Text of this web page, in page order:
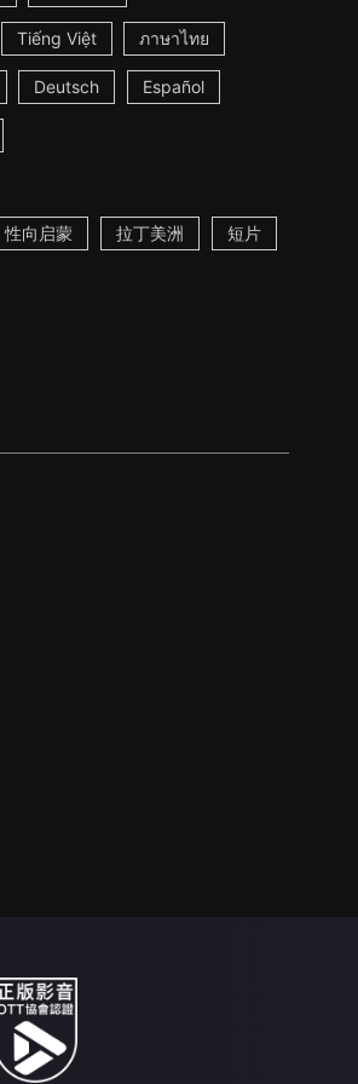
Tiếng Việt ภาษาไทย
Deutsch Español
性向启蒙 拉丁美洲 短片